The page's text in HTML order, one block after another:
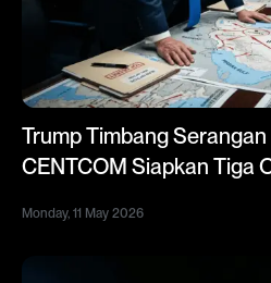
Trump Timbang
CENTCOM Siapkan Tiga
Monday, 11 May 2026